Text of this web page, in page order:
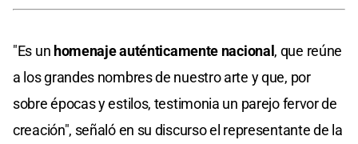
"Es un homenaje auténticamente nacional, que reúne
a los grandes nombres de nuestro arte y que, por
sobre épocas y estilos, testimonia un parejo fervor de
creación", señaló en su discurso el representante de la